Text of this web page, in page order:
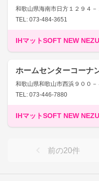
和歌山県海南市日方１２９４－
TEL: 073-484-3651
IHマットSOFT NEW NEZU
ホームセンターコーナ
和歌山県和歌山市西浜９００－
TEL: 073-446-7880
IHマットSOFT NEW NEZU
前の20件